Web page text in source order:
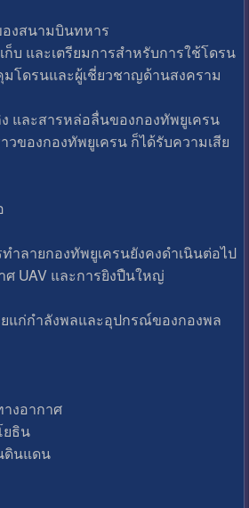
องสนามบินทหาร
บ และเตรียมการสำหรับการใช้โดรน
โดรนและผู้เชี่ยวชาญด้านสงคราม
ง และสารหล่อลื่นของกองทัพยูเครน
วของกองทัพยูเครน ก็ได้รับความเสีย
ำลายกองทัพยูเครนยังคงดำเนินต่อไป
UAV และการยิงปืนใหญ่
ยแก่กำลังพลและอุปกรณ์ของกองพล
งอากาศ
ยธิน
ดินแดน